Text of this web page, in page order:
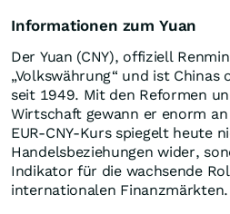
Informationen zum Yuan
Der Yuan (CNY), offiziell
„Volkswährung“ und ist
seit 1949. Mit den Reformen
Wirtschaft gewann er enorm
EUR-CNY-Kurs spiegelt heute
Handelsbeziehungen wider,
Indikator für die wachsende
internationalen Finanzmärkten.